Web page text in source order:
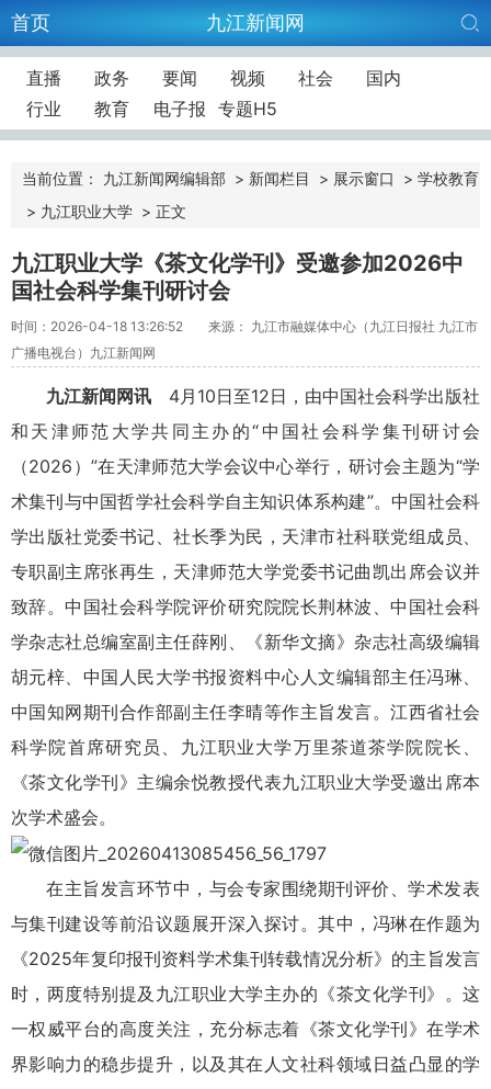
首页 九江新闻网
直播 政务 要闻 视频 社会
国内
行业
教育 电子报 专题H5
当前位置： 九江新闻网编辑部 > 新闻栏目 > 展示窗口 > 学校教育
> 九江职业大学 > 正文
​九江职业大学《茶文化学刊》受邀参加2026中
国社会科学集刊研讨会
时间：2026-04-18 13:26:52
来源： 九江市融媒体中心（九江日报社 九江市
广播电视台）九江新闻网
九江新闻网讯 4月10日至12日，由中国社会科学出版社
和天津师范大学共同主办的“中国社会科学集刊研讨会
（2026）”在天津师范大学会议中心举行，研讨会主题为“学
术集刊与中国哲学社会科学自主知识体系构建”。中国社会科
学出版社党委书记、社长季为民，天津市社科联党组成员、
专职副主席张再生，天津师范大学党委书记曲凯出席会议并
致辞。中国社会科学院评价研究院院长荆林波、中国社会科
学杂志社总编室副主任薛刚、《新华文摘》杂志社高级编辑
胡元梓、中国人民大学书报资料中心人文编辑部主任冯琳、
中国知网期刊合作部副主任李晴等作主旨发言。江西省社会
科学院首席研究员、 九江职业大学万里茶道茶学院院长、
《茶文化学刊》主编余悦教授代表九江职业大学受邀出席本
次学术盛会。
在主旨发言环节中，与会专家围绕期刊评价、学术发表
与集刊建设等前沿议题展开深入探讨。其中，冯琳在作题为
《2025年复印报刊资料学术集刊转载情况分析》的主旨发言
时，两度特别提及九江职业大学主办的《茶文化学刊》。这
一权威平台的高度关注，充分标志着《茶文化学刊》在学术
界影响力的稳步提升，以及其在人文社科领域日益凸显的学